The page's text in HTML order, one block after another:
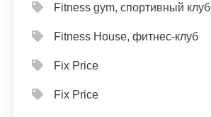
Fitness gym, спортивный клуб
Fitness House, фитнес-клуб
Fix Price
Fix Price